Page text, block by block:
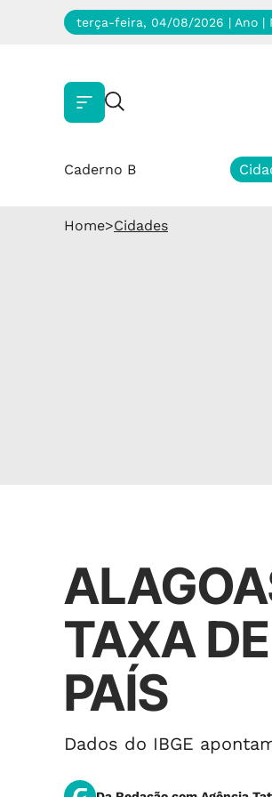
terça-feira, 04/08/2026 | Ano |
Caderno B
Home>Cidades
TAXA
PAÍS
Dados do IBGE